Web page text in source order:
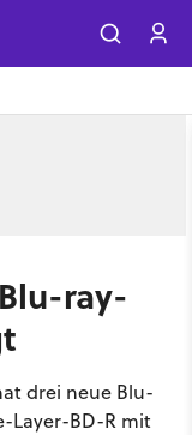
ray-
drei neue Blu-
Layer-BD-R mit